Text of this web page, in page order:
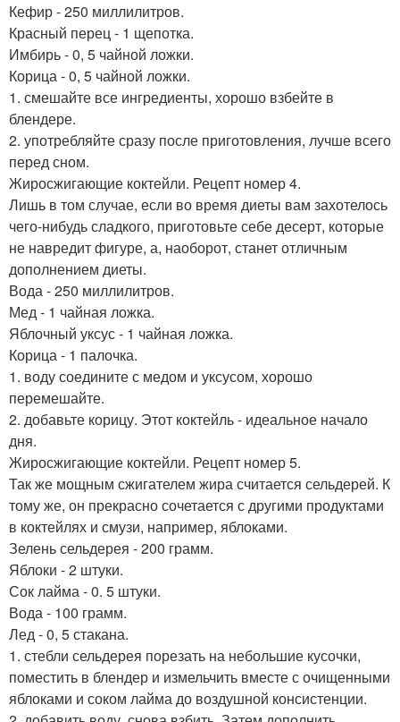
Кефир - 250 миллилитров.
Красный перец - 1 щепотка.
Имбирь - 0, 5 чайной ложки.
Корица - 0, 5 чайной ложки.
1. смешайте все ингредиенты, хорошо взбейте в
блендере.
2. употребляйте сразу после приготовления, лучше всего
перед сном.
Жиросжигающие коктейли. Рецепт номер 4.
Лишь в том случае, если во время диеты вам захотелось
чего-нибудь сладкого, приготовьте себе десерт, которые
не навредит фигуре, а, наоборот, станет отличным
дополнением диеты.
Вода - 250 миллилитров.
Мед - 1 чайная ложка.
Яблочный уксус - 1 чайная ложка.
Корица - 1 палочка.
1. воду соедините с медом и уксусом, хорошо
перемешайте.
2. добавьте корицу. Этот коктейль - идеальное начало
дня.
Жиросжигающие коктейли. Рецепт номер 5.
Так же мощным сжигателем жира считается сельдерей. К
тому же, он прекрасно сочетается с другими продуктами
в коктейлях и смузи, например, яблоками.
Зелень сельдерея - 200 грамм.
Яблоки - 2 штуки.
Сок лайма - 0. 5 штуки.
Вода - 100 грамм.
Лед - 0, 5 стакана.
1. стебли сельдерея порезать на небольшие кусочки,
поместить в блендер и измельчить вместе с очищенными
яблоками и соком лайма до воздушной консистенции.